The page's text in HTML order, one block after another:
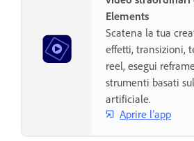
Elements
Scatena la tua
effetti, transizioni,
reel, esegui
strumenti basati
artificiale.
Aprire l’app